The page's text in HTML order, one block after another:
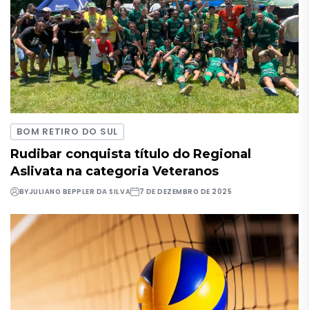
BOM RETIRO DO SUL
Rudibar conquista título do Regional
Aslivata na categoria Veteranos
BYJULIANO BEPPLER DA SILVA 7 DE DEZEMBRO DE 2025